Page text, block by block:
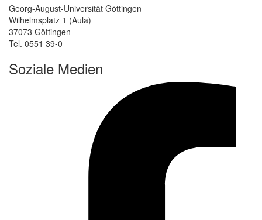
Georg-August-Universität Göttingen
Wilhelmsplatz 1 (Aula)
37073 Göttingen
Tel. 0551 39-0
Soziale Medien